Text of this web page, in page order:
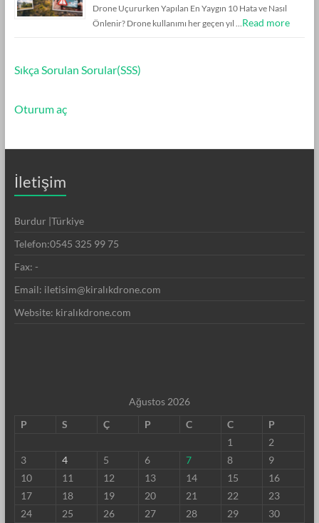
Drone Uçururken Yapılan En Yaygın 10 Hata ve Nasıl
Önlenir? Drone kullanımı her geçen yıl …Read more
Sıkça Sorulan Sorular(SSS)
Oturum aç
İletişim
Burdur |Türkiye
Telefon:0545 325 99 75
Fax: -
Email: iletisim@kiralıkdrone.com
Website: kiralıkdrone.com
Ağustos 2026
P
S Ç P C C
P
1
2
3
4 5 6 7 8
9
10
11 12 13 14 15
16
17
18 19 20 21 22
23
24
25 26 27 28 29 30